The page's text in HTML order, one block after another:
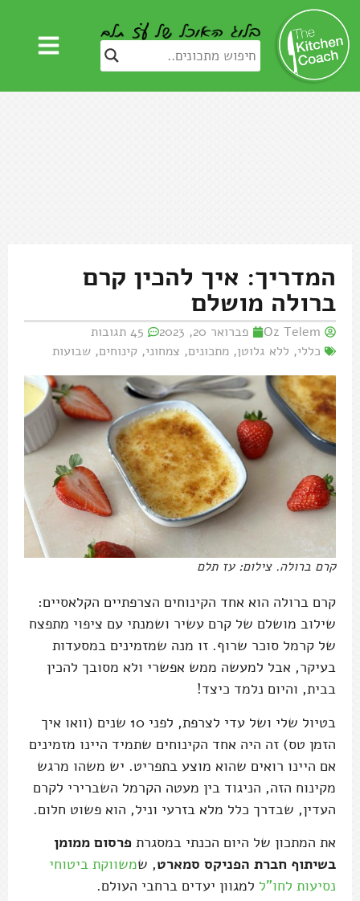
המדריך: איך להכין קרם
ברולה מושלם
Oz Telem פברואר 20, 2023
45 תגובות
כללי, ללא גלוטן, מתכונים, צמחוני, קינוחים, שבועות
קרם ברולה. צילום: עז תלם
קרם ברולה הוא אחד הקינוחים הצרפתיים הקלאסיים:
שילוב מושלם של קרם עשיר ושמנתי עם ציפוי מתפצח
של קרמל סוכר שרוף. זו מנה שמזמינים במסעדות
בעיקר, אבל למעשה ממש אפשרי ולא מסובך להכין
בבית, והיום נלמד כיצד!
בטיול שלי ושל עדי לצרפת, לפני 10 שנים (וואו איך
הזמן טס) זה היה אחד הקינוחים שתמיד היינו מזמינים
אם היינו רואים שהוא מוצע בתפריט. יש משהו מרגש
מקינוח הזה, הניגוד בין מעטה הקרמל השברירי לקרם
העדין, שבדרך כלל מלא בזרעי וניל, הוא פשוט חלום.
את המתכון של היום הכנתי במסגרת פרסום ממומן
בשיתוף חברת הפניקס סמארט, שמשווקת ביטוחי
נסיעות לחו"ל למגוון יעדים ברחבי העולם.